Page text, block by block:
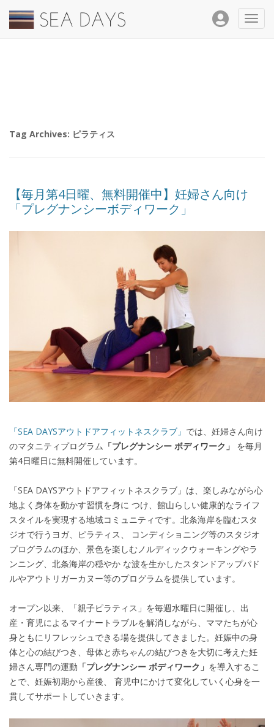
Tag Archives: ピラティス
【毎月第4日曜、無料開催中】妊婦さん向け
「プレグナンシーボディワーク」
「SEA DAYSアウトドアフィットネスクラブ」 では、妊婦さん向け
のマタニティプログラム 「プレグナンシー ボディワーク」
を毎月
第4日曜日に無料開催しています。
「SEA DAYSアウトドアフィットネスクラブ」は、楽しみながら心
地よく身体を動かす習慣を身に つけ、館山らしい健康的なライフ
スタイルを実現する地域コミュニティです。北条海岸を臨むスタ
ジオで行うヨガ、ピラティス、 コンディショニング等のスタジオ
プログラムのほか、景色を楽しむノルディックウォーキングやラ
ンニング、北条海岸の穏やか な波を生かしたスタンドアップパド
ルやアウトリガーカヌー等のプログラムを提供しています。
オープン以来、「親子ピラティス」を毎週水曜日に開催し、出
産・育児によるマイナートラブルを解消しながら、ママたちが心
身ともにリフレッシュできる場を提供してきました。妊娠中の身
体と心の結びつき、母体と赤ちゃんの結びつきを大切に考えた妊
婦さん専門の運動 「プレグナンシー ボディワーク」 を導入するこ
とで、妊娠初期から産後、 育児中にかけて変化していく心身を一
貫してサポートしていきます。